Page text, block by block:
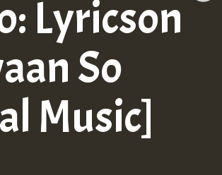
Lyricson
So
Music]